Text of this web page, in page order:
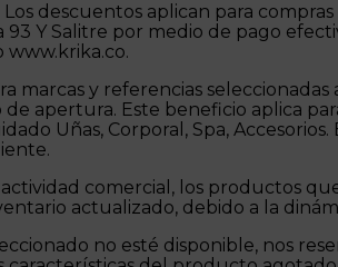
Los descuentos aplican para
93 Y Salitre por medio de pago
www.krika.co.
marcas y referencias
apertura. Este beneficio aplica
Uñas, Corporal, Spa,
comercial, los productos
actualizado, debido a la
no esté disponible, nos